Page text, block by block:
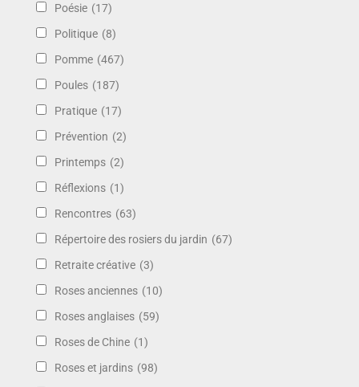
Poésie (17)
Politique (8)
Pomme (467)
Poules (187)
Pratique (17)
Prévention (2)
Printemps (2)
Réflexions (1)
Rencontres (63)
Répertoire des rosiers du jardin (67)
Retraite créative (3)
Roses anciennes (10)
Roses anglaises (59)
Roses de Chine (1)
Roses et jardins (98)